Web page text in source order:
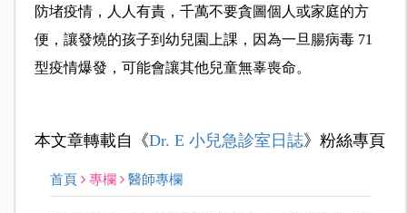
防堵疫情，人人有責，千萬不要貪圖個人或家庭的方
便，讓發燒的孩子到幼兒園上課，因為一旦腸病毒 71
型疫情爆發，可能會讓其他兒童無辜喪命。
本文章轉載自《Dr. E 小兒急診室日誌》粉絲專頁
首頁 專欄 醫師專欄